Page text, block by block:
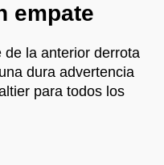
empate
de la anterior derrota
dura advertencia
para todos los